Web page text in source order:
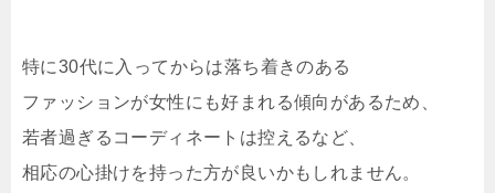
特に30代に入ってからは落ち着きのある
ファッションが女性にも好まれる傾向があるため、
若者過ぎるコーディネートは控えるなど、
相応の心掛けを持った方が良いかもしれません。